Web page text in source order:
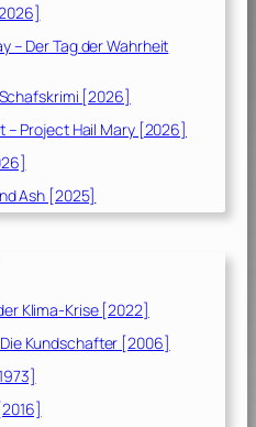
– Der Tag der Wahrheit
[2026]
– Project Hail Mary [2026]
Ash [2025]
Klima-Krise [2022]
Kundschafter [2006]